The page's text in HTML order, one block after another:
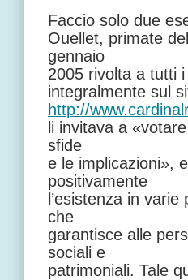
Faccio solo due
Ouellet, primate
gennaio
2005 rivolta a tutti
integralmente sul
http://
li invitava a
sfide
e le implicazioni»,
positivamente
l’esistenza in
che
garantisce alle
sociali e
patrimoniali. Tale